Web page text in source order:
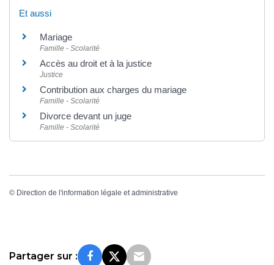
Et aussi
Mariage
Famille - Scolarité
Accès au droit et à la justice
Justice
Contribution aux charges du mariage
Famille - Scolarité
Divorce devant un juge
Famille - Scolarité
© Direction de l'information légale et administrative
Partager sur :